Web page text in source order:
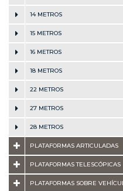
14 METROS
15 METROS
16 METROS
18 METROS
22 METROS
27 METROS
28 METROS
PLATAFORMAS ARTICULADAS
PLATAFORMAS TELESCÓPICAS
PLATAFORMAS SOBRE